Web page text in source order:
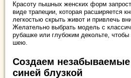
Красоту пышных женских форм
виде трапеции, которая расширяется
легкостью скрыть живот и привлечь
Желательно выбрать модель с
рубашке или глубоким декольте, чтобы
шею.
Создаем
синей блузкой